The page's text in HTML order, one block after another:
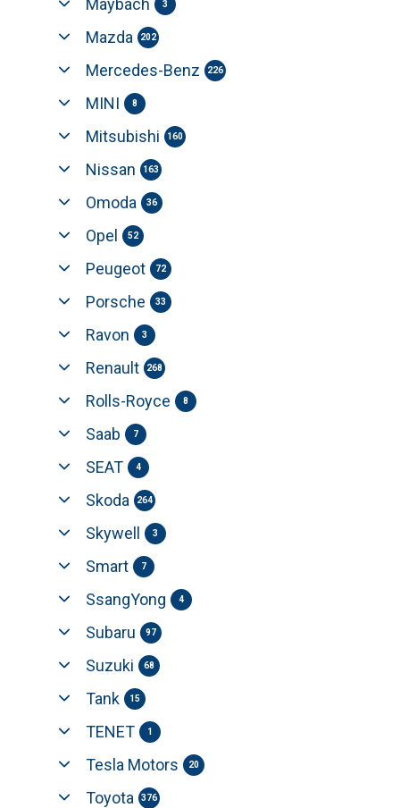
3
Mazda 202
Mercedes-Benz 226
MINI 8
Mitsubishi 160
Nissan 163
Omoda 36
Opel 52
Peugeot 72
Porsche 33
Ravon 3
Renault 268
Rolls-Royce 8
Saab 7
SEAT 4
Skoda 264
Skywell 3
Smart 7
SsangYong 4
Subaru 97
Suzuki 68
Tank 15
TENET 1
Tesla Motors 20
Toyota 376